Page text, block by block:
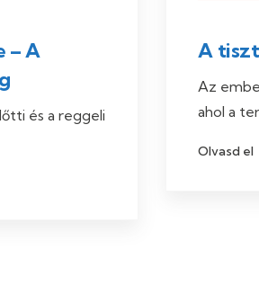
– A
és a reggeli
A
Az
ahol a
Olvasd el